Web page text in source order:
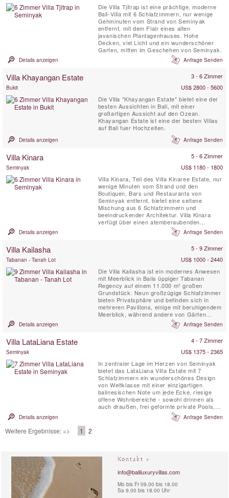
Die Villa Tjitrap ist eine prächtige, moderne
Bali-Villa mit 6 Schlafzimmern, nur wenige
Gehminuten vom Strand von Seminyak
entfernt, mit dem Flair eines alten
javanischen Plantagenhauses. Hohe
Decken, viel Licht und ein wunderschöner
Garten, mitten im Geschehen von Seminyak.
Details anzeigen Anfrage Senden
Villa Khayangan Estate 3 - 6 Zimmer
Bukit
US$ 2800 - 5600
Die Villa "Khayangan Estate" bietet eine der
besten Aussichten in Bali, mit einer
großartigen Aussicht auf den Ozean.
Khayangan Estate ist eine der besten Villas
auf Bali fuer Hochzeiten.
Details anzeigen Anfrage Senden
Villa Kinara 5 - 6 Zimmer
Seminyak
US$ 1180 - 1800
Villa Kinara, Teil des Villa Kinaree Estate, nur
wenige Minuten vom Strand und den
Boutiquen, Bars und Restaurants von
Seminyak entfernt, bietet eine seltene
Mischung aus 6 Schlafzimmern und
beeindruckender Architektur. Villa Kinara
verfügt über einen atemberaubenden
Unterhaltungsbereich, eine Poolterrasse und
eine sensationelle Lage an Balis
Details anzeigen Anfrage Senden
Villa Kailasha 5 - 9 Zimmer
Tabanan - Tanah Lot
US$ 1000 - 2440
Die Villa Kailasha ist ein modernes Anwesen
mit Meerblick in Balis üppiger Tabanan
Regency auf einem 11.000 m² großen
Grundstück. Neun großzügige Schlafzimmer
bieten Privatsphäre und befinden sich in
mehreren Pavillons, einige mit beruhigendem
Meerblick, während andere von Gärten
umgeben sind. Die Villa Kailasha bietet Platz
für bis zu 18 Gäste und verfügt über
einschließlich Koch und einen großen
Details anzeigen Anfrage Senden
Villa LataLiana Estate 4 - 7 Zimmer
Seminyak
US$ 1375 - 2365
In zentraler Lage im Herzen von Seminyak
bietet das LataLiana Villa Estate mit 7
Schlafzimmern ein wunderschönes Design
von Weltklasse mit einer einzigartigen
balinesischen Note um jede Ecke, riesige
offene Wohnbereiche - sowohl drinnen als
auch draußen, frei geformte private Pools,
tropische Gärten und Fischteiche. Große
Schlafzimmer mit luxuriöser Bettwäsche und
Details anzeigen Anfrage Senden
Weitere Ergebnisse: => 1 2
Kontakt »
info@baliluxuryvillas.com
Mo bis Fr 09.00 bis 18.00
Sa 9.00 bis 18.00 Uhr